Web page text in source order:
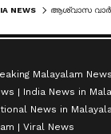
NEWS
Malayalam News
India News in
News in
Viral News